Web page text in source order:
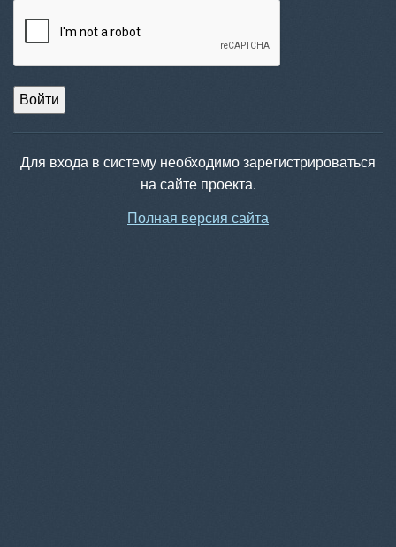
Войти
Для входа в систему необходимо зарегистрироваться
на сайте проекта.
Полная версия сайта